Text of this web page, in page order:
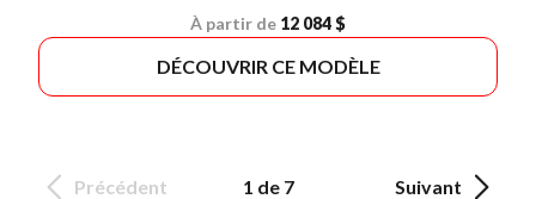
À partir de 12 084 $
DÉCOUVRIR CE MODÈLE
Précédent 1 de 7 Suivant